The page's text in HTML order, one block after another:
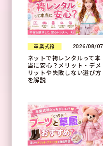
卒業式袴 2026/08/07
ネットで袴レンタルって本
当に安心？メリット・デメ
リットや失敗しない選び方
を解説